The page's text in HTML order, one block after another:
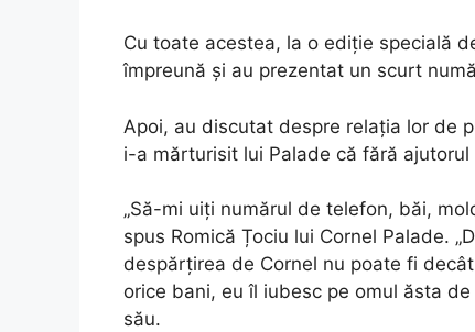
Cu toate acestea, la o ediție specială
împreună și au prezentat un scurt
Apoi, au discutat despre relația lor de
i-a mărturisit lui Palade că fără ajutorul
„Să-mi uiți numărul de telefon, băi,
spus Romică Țociu lui Cornel Palade.
despărțirea de Cornel nu poate fi
orice bani, eu îl iubesc pe omul ăsta
său.